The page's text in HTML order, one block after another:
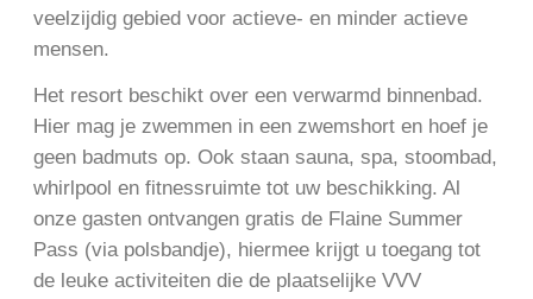
veelzijdig gebied voor actieve- en minder actieve
mensen.
Het resort beschikt over een verwarmd binnenbad.
Hier mag je zwemmen in een zwemshort en hoef je
geen badmuts op. Ook staan sauna, spa, stoombad,
whirlpool en fitnessruimte tot uw beschikking. Al
onze gasten ontvangen gratis de Flaine Summer
Pass (via polsbandje), hiermee krijgt u toegang tot
de leuke activiteiten die de plaatselijke VVV